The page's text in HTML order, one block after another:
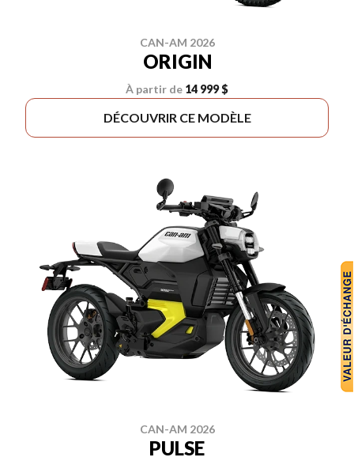
CAN-AM 2026
ORIGIN
À partir de 14 999 $
DÉCOUVRIR CE MODÈLE
CAN-AM 2026
PULSE